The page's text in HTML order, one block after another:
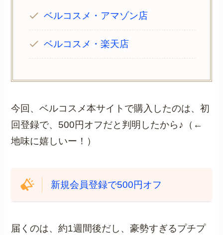
ベルコスメ・アマゾン店
ベルコスメ・楽天店
今回、ベルコスメ本サイトで購入したのは、初
回登録で、500円オフだと判明したから♪（←
地味に嬉しいー！）
新規会員登録で500円オフ
届くのは、約1週間後だし、豪勢すぎるプチプ